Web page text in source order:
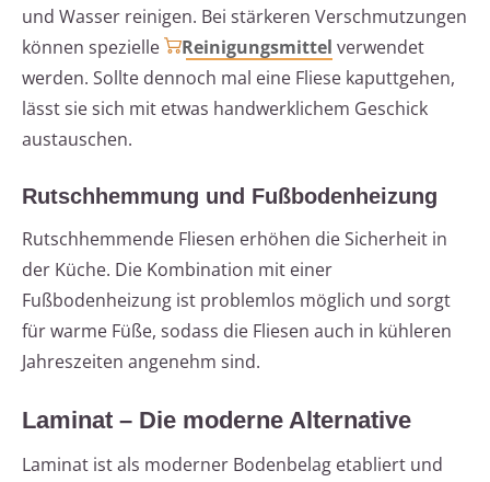
und Wasser reinigen. Bei stärkeren Verschmutzungen
können spezielle
Reinigungsmittel verwendet
werden. Sollte dennoch mal eine Fliese kaputtgehen,
lässt sie sich mit etwas handwerklichem Geschick
austauschen.
Rutschhemmung und Fußbodenheizung
Rutschhemmende Fliesen erhöhen die Sicherheit in
der Küche. Die Kombination mit einer
Fußbodenheizung ist problemlos möglich und sorgt
für warme Füße, sodass die Fliesen auch in kühleren
Jahreszeiten angenehm sind.
Laminat – Die moderne Alternative
Laminat ist als moderner Bodenbelag etabliert und